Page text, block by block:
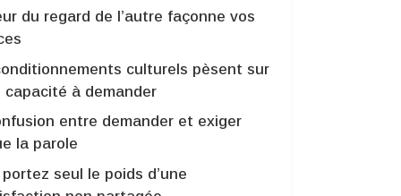
du regard de l’autre façonne vos
culturels pèsent sur
capacité à demander
entre demander et exiger
la parole
seul le poids d’une